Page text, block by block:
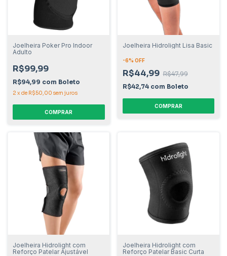
Joelheira Poker Pro Indoor
Adulto
R$99,99
R$94,99 com Boleto
2 x de R$50,00 sem juros
COMPRAR
Joelheira Hidrolight Lisa Basic
-6% OFF
R$44,99 R$47,99
R$42,74 com Boleto
COMPRAR
Joelheira Hidrolight com
Reforço Patelar Ajustável
Joelheira Hidrolight com
Reforço Patelar Basic Curta